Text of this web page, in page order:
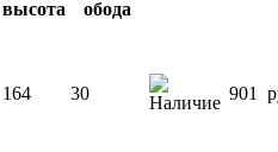
164 30 901